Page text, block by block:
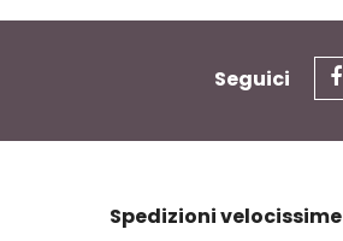
Seguici
Spedizioni velocissime